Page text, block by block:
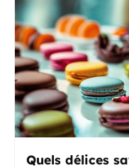
Quels délices